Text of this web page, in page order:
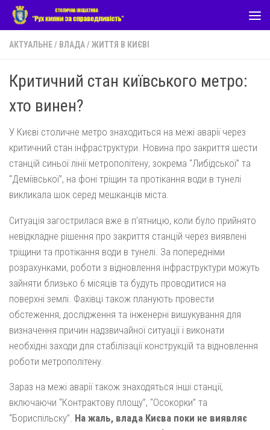
Skip to content
АКТУАЛЬНЕ/ ВЛАДА/ ЖИТТЯ В КИЄВІ
Критичний стан київського метро:
хто винен?
У Києві столичне метро знаходиться на межі аварії через
критичний стан інфраструктури. Новина про закриття шести
станцій синьої лінії метрополітену, зокрема “Либідської” та
“Деміївської”, на фоні тріщин та протікання води в тунелі
викликала шок серед мешканців міста.
Ситуація загострилася вже в п’ятницю, коли було прийнято
невідкладне рішення про закриття станцій через виявлені
тріщини та протікання води в тунелі. За попередніми
розрахунками, роботи з відновлення інфраструктури можуть
зайняти близько 6 місяців та будуть проводитися на
поверхні землі. Фахівці також планують провести
обстеження, дослідження та інженерні вишукування для
визначення причин надзвичайної ситуації і виконати
необхідні заходи для стабілізації конструкцій та відновлення
роботи метрополітену.
Зараз на межі аварії також знаходяться інші станції,
включаючи “Контрактову площу”, “Осокорки” та
“Бориспільску”. На жаль, влада Києва поки не виявляє